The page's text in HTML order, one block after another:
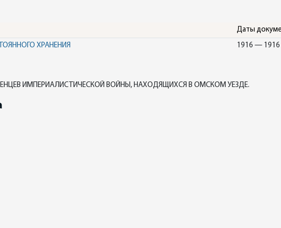
Даты
ХРАНЕНИЯ 1916 — 1916
ИМПЕРИАЛИСТИЧЕСКОЙ ВОЙНЫ, НАХОДЯЩИХСЯ В ОМСКОМ УЕЗДЕ.